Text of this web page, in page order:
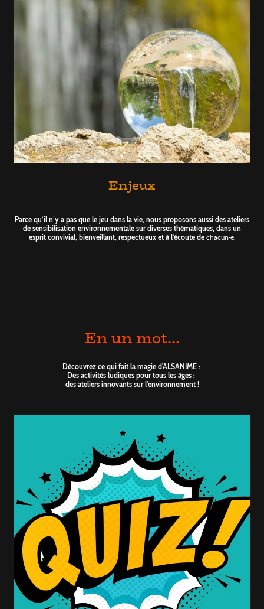
Enjeux
Parce qu’il n’y a pas que le jeu dans la vie, nous proposons aussi des ateliers
de sensibilisation environnementale sur diverses thématiques, dans un
esprit convivial, bienveillant, respectueux et à l’écoute de chacun·e.
En un mot...
Découvrez ce qui fait la magie d'ALSANIME :
Des activités ludiques pour tous les âges :
des ateliers innovants sur l'environnement !